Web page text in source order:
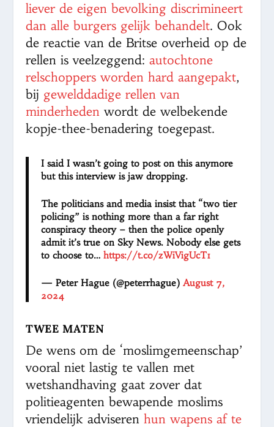
liever de eigen bevolking discrimineert
dan alle burgers gelijk behandelt. Ook
de reactie van de Britse overheid op de
rellen is veelzeggend:autochtone
relschoppers worden hard aangepakt,
bij gewelddadige rellen van
minderheden wordt de welbekende
kopje-thee-benadering toegepast.
I said I wasn’t going to post on this anymore
but this interview is jaw dropping.
The politicians and media insist that “two tier
policing” is nothing more than a far right
conspiracy theory – then the police openly
admit it’s true on Sky News. Nobody else gets
to choose to…https://t.co/zWiVigUcT1
— Peter Hague (@peterrhague)August 7,
2024
TWEE MATEN
De wens om de ‘moslimgemeenschap’
vooral niet lastig te vallen met
wetshandhaving gaat zover dat
politieagenten bewapende moslims
vriendelijk adviserenhun wapens af te